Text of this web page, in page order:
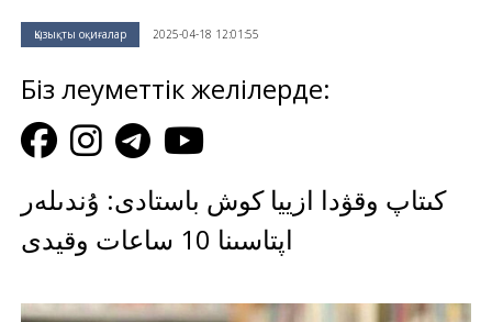
Қызықты оқиғалар 2025-04-18 12:01:55
Біз әлеуметтік желілерде:
كىتاپ وقۋدا ازييا كوش باستادى: ۇندىلەر
اپتاسىنا 10 ساعات وقيدى